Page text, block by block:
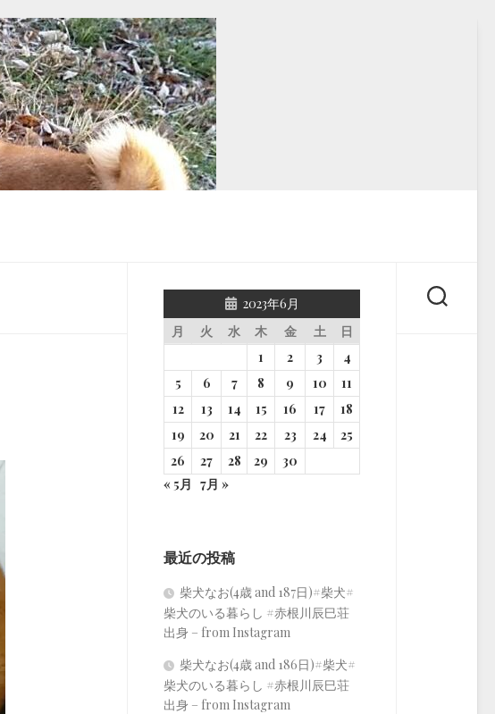
2023年6月
月
火 水 木 金 土
日
1
2 3
4
5
6 7 8 9 10
11
12
13 14 15 16 17
18
19
20 21 22 23 24
25
26
27 28 29
30
« 5月 7月 »
最近の投稿
柴犬なお(4歳 and 187日)#柴犬#
柴犬のいる暮らし #赤根川辰巳荘
出身 – from Instagram
柴犬なお(4歳 and 186日)#柴犬#
柴犬のいる暮らし #赤根川辰巳荘
出身 – from Instagram